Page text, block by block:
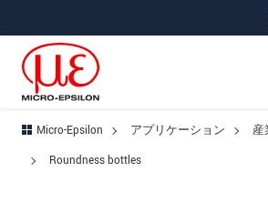
Micro-Epsilon アプリケーション 産
Roundness bottles